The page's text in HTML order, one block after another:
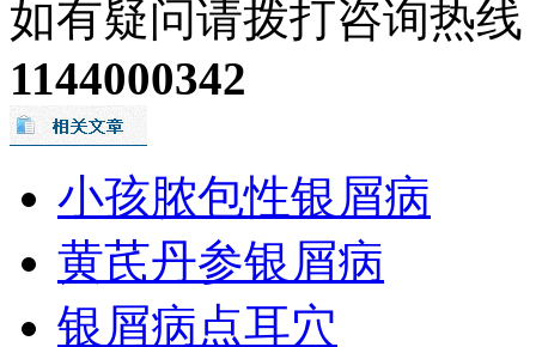
如有疑问请拨打咨询热线
1144000342
小孩脓包性银屑病
黄芪丹参银屑病
银屑病点耳穴